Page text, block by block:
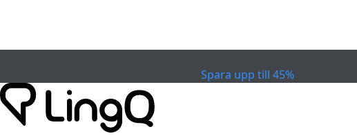
Spara upp till 45%